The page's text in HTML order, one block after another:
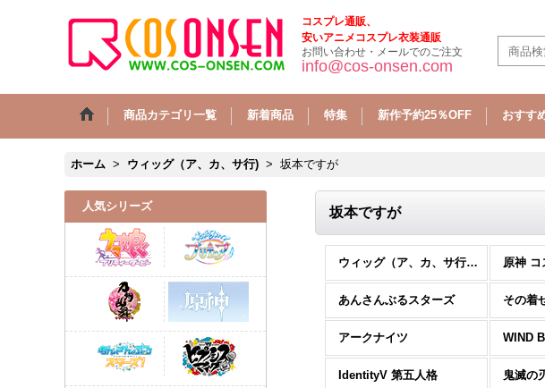
コスプレ通販、
安いアニメコスプレ衣装通販
お問い合わせ・メールでのご注文
info@cos-onsen.com
商品カテゴリ一覧 新着商品 特集 新作予約25％OFF おすす
ホーム > ウィッグ（ア、カ、サ行) > 坂本ですが
人気シリーズ 坂本ですが
ウィッグ（ア、カ、サ行) (全商品) 原神 コ
あんさんぶるスターズ
アークナイツ
IdentityV 第五人格 鬼滅の